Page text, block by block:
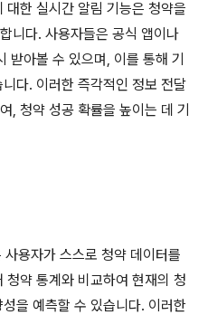
한 실시간 알림 기능은 청약을
니다. 사용자들은 공식 앱이나
아볼 수 있으며, 이를 통해 기
다. 이러한 즉각적인 정보 전달
, 청약 성공 확률을 높이는 데 기
용자가 스스로 청약 데이터를
약 통계와 비교하여 현재의 청
을 예측할 수 있습니다. 이러한